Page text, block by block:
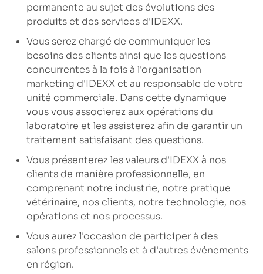
permanente au sujet des évolutions des
produits et des services d'IDEXX.
Vous serez chargé de communiquer les
besoins des clients ainsi que les questions
concurrentes à la fois à l'organisation
marketing d'IDEXX et au responsable de votre
unité commerciale. Dans cette dynamique
vous vous associerez aux opérations du
laboratoire et les assisterez afin de garantir un
traitement satisfaisant des questions.
Vous présenterez les valeurs d'IDEXX à nos
clients de manière professionnelle, en
comprenant notre industrie, notre pratique
vétérinaire, nos clients, notre technologie, nos
opérations et nos processus.
Vous aurez l'occasion de participer à des
salons professionnels et à d'autres événements
en région.